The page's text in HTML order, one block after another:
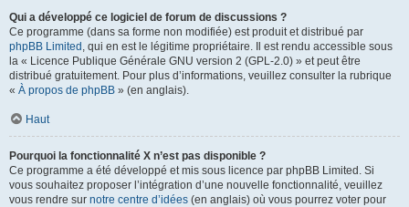
Qui a développé ce logiciel de forum de discussions ?
Ce programme (dans sa forme non modifiée) est produit et distribué par
phpBB Limited , qui en est le légitime propriétaire. Il est rendu accessible sous
la « Licence Publique Générale GNU version 2 (GPL-2.0) » et peut être
distribué gratuitement. Pour plus d’informations, veuillez consulter la rubrique
« À propos de phpBB » (en anglais).
Haut
Pourquoi la fonctionnalité X n’est pas disponible ?
Ce programme a été développé et mis sous licence par phpBB Limited. Si
vous souhaitez proposer l’intégration d’une nouvelle fonctionnalité, veuillez
vous rendre sur notre centre d’idées (en anglais) où vous pourrez voter pour